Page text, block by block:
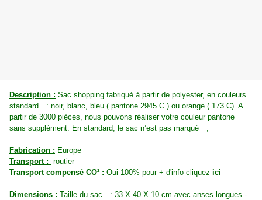
Description : Sac shopping fabriqué à partir de polyester, en couleurs
standard : noir, blanc, bleu ( pantone 2945 C ) ou orange ( 173 C). A
partir de 3000 pièces, nous pouvons réaliser votre couleur pantone
sans supplément. En standard, le sac n’est pas marqué ;
Fabrication : Europe
Transport : routier
Transport compensé CO² : Oui 100% pour + d'info cliquez ici
Dimensions : Taille du sac : 33 X 40 X 10 cm avec anses longues -